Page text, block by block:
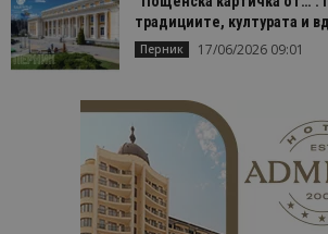
традициите, културата и
Перник 17/06/2026 09:01